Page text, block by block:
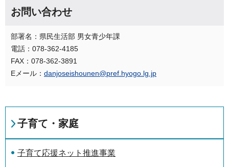
お問い合わせ
部署名：県民生活部 男女青少年課
電話：078-362-4185
FAX：078-362-3891
Eメール： danjoseishounen@pref.hyogo.lg.jp
子育て・家庭
子育て応援ネット推進事業